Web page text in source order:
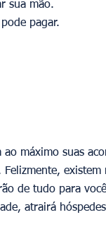
sua mão.
pagar.
máximo suas
existem
de tudo para
atrairá